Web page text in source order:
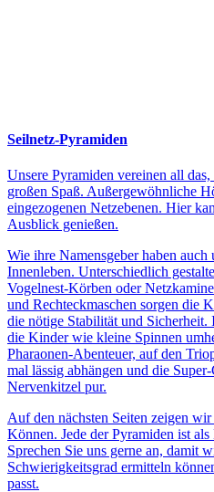
Seilnetz-Pyramiden
Unsere Pyramiden vereinen all
großen Spaß. Außergewöhnliche
eingezogenen Netzebenen. Hier
Ausblick genießen.
Wie ihre Namensgeber haben
Innenleben. Unterschiedlich
Vogelnest-Körben oder
und Rechteckmaschen sorgen die
die nötige Stabilität und Sicherheit.
die Kinder wie kleine Spinnen
Pharaonen-Abenteuer, auf den
mal lässig abhängen und die
Nervenkitzel pur.
Auf den nächsten Seiten zeigen
Können. Jede der Pyramiden ist
Sprechen Sie uns gerne an, damit
Schwierigkeitsgrad ermitteln
passt.